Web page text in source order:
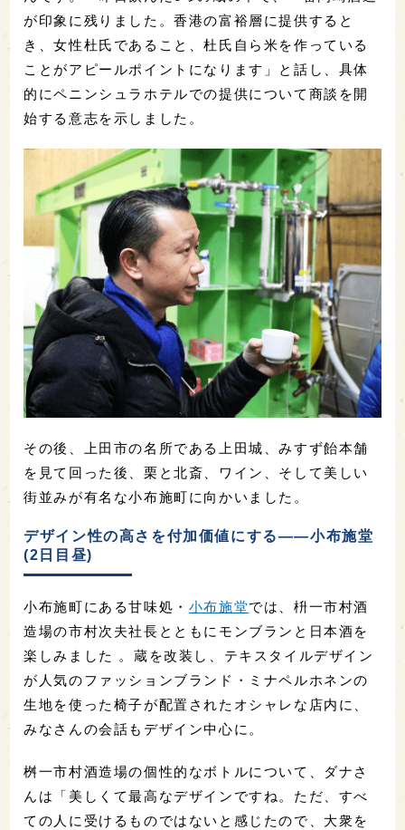
が印象に残りました。香港の富裕層に提供すると
き、女性杜氏であること、杜氏自ら米を作っている
ことがアピールポイントになります」と話し、具体
的にペニンシュラホテルでの提供について商談を開
始する意志を示しました。
その後、上田市の名所である上田城、みすず飴本舗
を見て回った後、栗と北斎、ワイン、そして美しい
街並みが有名な小布施町に向かいました。
デザイン性の高さを付加価値にする――小布施堂
(2日目昼)
小布施町にある甘味処・ 小布施堂では、枡一市村酒
造場の市村次夫社長とともにモンブランと日本酒を
楽しみました 。蔵を改装し、テキスタイルデザイン
が人気のファッションブランド・ミナペルホネンの
生地を使った椅子が配置されたオシャレな店内に、
みなさんの会話もデザイン中心に。
桝一市村酒造場の個性的なボトルについて、ダナさ
んは「美しくて最高なデザインですね。ただ、すべ
ての人に受けるものではないと感じたので、大衆を